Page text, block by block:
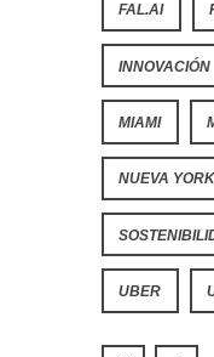
FAL.AI
INNOVACIÓN
MIAMI
NUEVA YORK
UBER